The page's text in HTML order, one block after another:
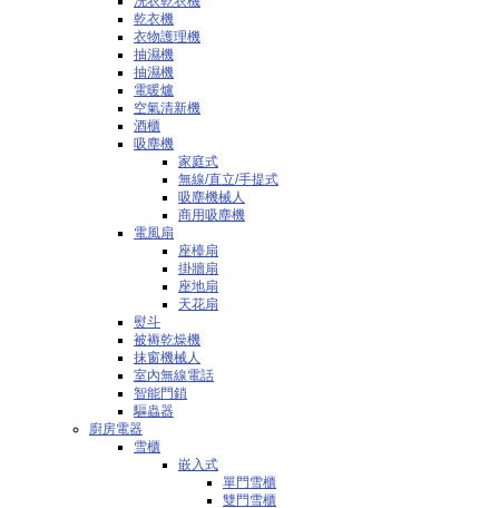
乾衣機
衣物護理機
抽濕機
抽濕機
電暖爐
空氣清新機
酒櫃
吸塵機
家庭式
無線/直立/手提式
吸塵機械人
商用吸塵機
電風扇
座檯扇
掛牆扇
座地扇
天花扇
熨斗
被褥乾燥機
抹窗機械人
室內無線電話
智能門鎖
驅蟲器
廚房電器
雪櫃
嵌入式
單門雪櫃
雙門雪櫃